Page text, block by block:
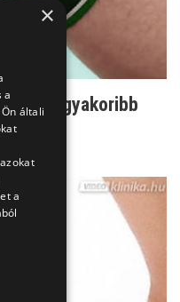
a leggyakoribb
×
a
általi
a